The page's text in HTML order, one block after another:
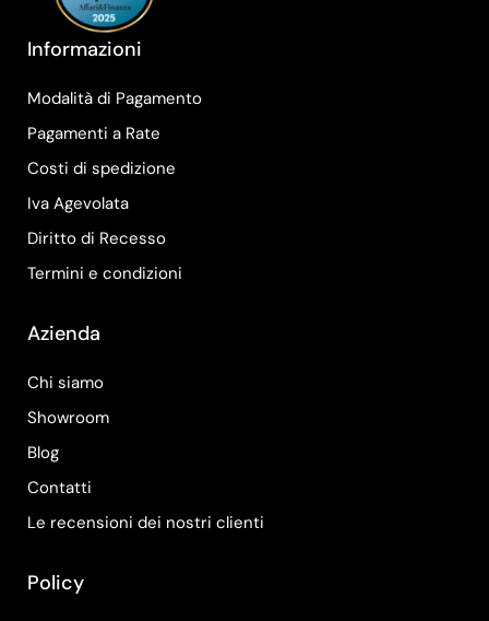
Informazioni
Modalità di Pagamento
Pagamenti a Rate
Costi di spedizione
Iva Agevolata
Diritto di Recesso
Termini e condizioni
Azienda
Chi siamo
Showroom
Blog
Contatti
Le recensioni dei nostri clienti
Policy